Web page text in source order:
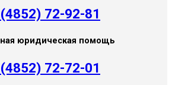
72-92-81
юридическая помощь
72-72-01